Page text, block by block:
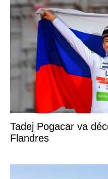
Tadej Pogacar va
Flandres